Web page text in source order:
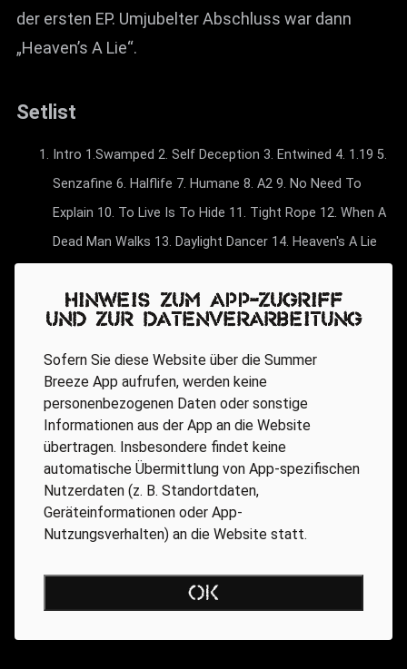
der ersten EP. Umjubelter Abschluss war dann
„Heaven’s A Lie“.
Setlist
Intro 1.Swamped 2. Self Deception 3. Entwined 4. 1.19 5.
Senzafine 6. Halflife 7. Humane 8. A2 9. No Need To
Explain 10. To Live Is To Hide 11. Tight Rope 12. When A
Dead Man Walks 13. Daylight Dancer 14. Heaven's A Lie
THE VISION BLEAK 16.45 - 17.25
Uhr PS
Hinweis zum App-Zugriff
und zur Datenverarbeitung
Sofern Sie diese Website über die Summer
Breeze App aufrufen, werden keine
personenbezogenen Daten oder sonstige
Informationen aus der App an die Website
übertragen. Insbesondere findet keine
automatische Übermittlung von App-spezifischen
Nutzerdaten (z. B. Standortdaten,
Geräteinformationen oder App-
Nutzungsverhalten) an die Website statt.
OK